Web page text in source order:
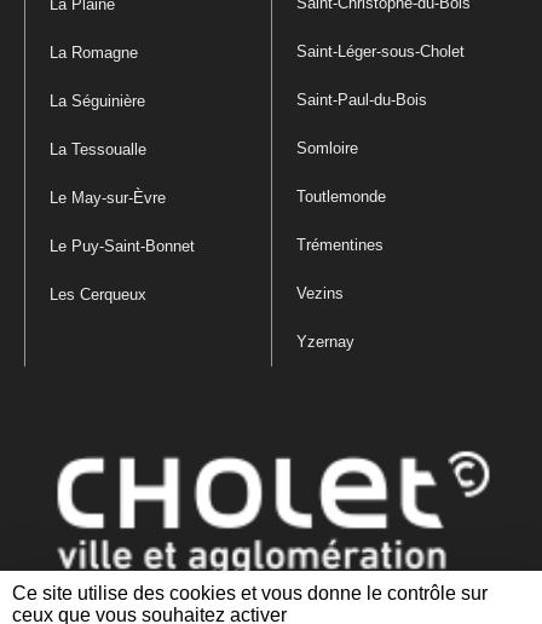
Ce site utilise des cookies et vous donne le contrôle sur
ceux que vous souhaitez activer
La Plaine
La Romagne
La Séguinière
La Tessoualle
Le May-sur-Èvre
Le Puy-Saint-Bonnet
Les Cerqueux
Saint-Léger-sous-Cholet
Saint-Paul-du-Bois
Somloire
Toutlemonde
Trémentines
Vezins
Yzernay